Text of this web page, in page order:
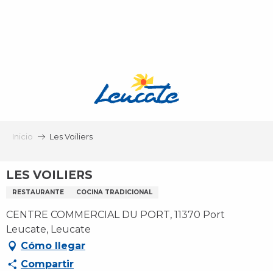
Inicio Les Voiliers
LES VOILIERS
RESTAURANTE COCINA TRADICIONAL
CENTRE COMMERCIAL DU PORT, 11370 Port
Leucate, Leucate
Cómo llegar
Compartir